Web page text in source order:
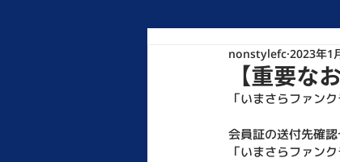
【重要な
nonstylefc 2023年1
「いまさらファン
会員証の送付先確
「いまさらファン